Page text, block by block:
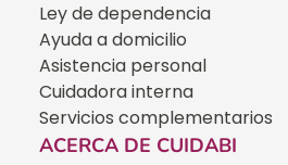
Ley de dependencia
Ayuda a domicilio
Asistencia personal
Cuidadora interna
Servicios complementarios
ACERCA DE CUIDABI